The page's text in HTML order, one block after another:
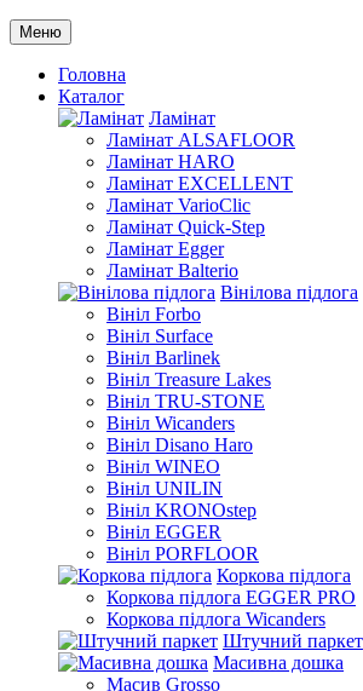
Меню
Головна
Каталог
Ламінат
Ламінат ALSAFLOOR
Ламінат HARO
Ламінат EXCELLENT
Ламінат VarioClic
Ламінат Quick-Step
Ламінат Egger
Ламінат Balterio
Вінілова підлога
Вініл Forbo
Вініл Surface
Вініл Barlinek
Вініл Treasure Lakes
Вініл TRU-STONE
Вініл Wicanders
Вініл Disano Haro
Вініл WINEO
Вініл UNILIN
Вініл KRONOstep
Вініл EGGER
Вініл PORFLOOR
Коркова підлога
Коркова підлога EGGER PRO
Коркова підлога Wicanders
Штучний паркет
Масивна дошка
Масив Grosso